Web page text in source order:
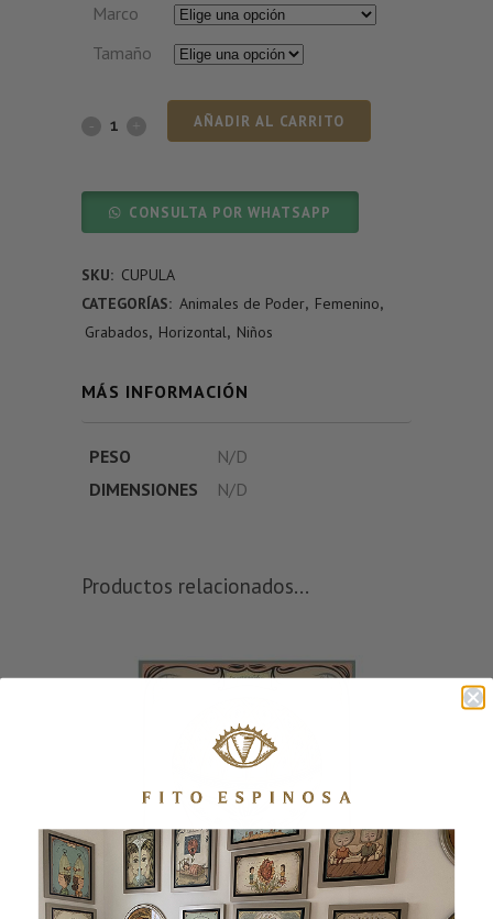
Marco
Tamaño
AÑADIR AL CARRITO
CONSULTA POR WHATSAPP
SKU: CUPULA
CATEGORÍAS: Animales de Poder, Femenino,
Grabados, Horizontal, Niños
MÁS INFORMACIÓN
PESO
N/D
DIMENSIONES
N/D
Productos relacionados...